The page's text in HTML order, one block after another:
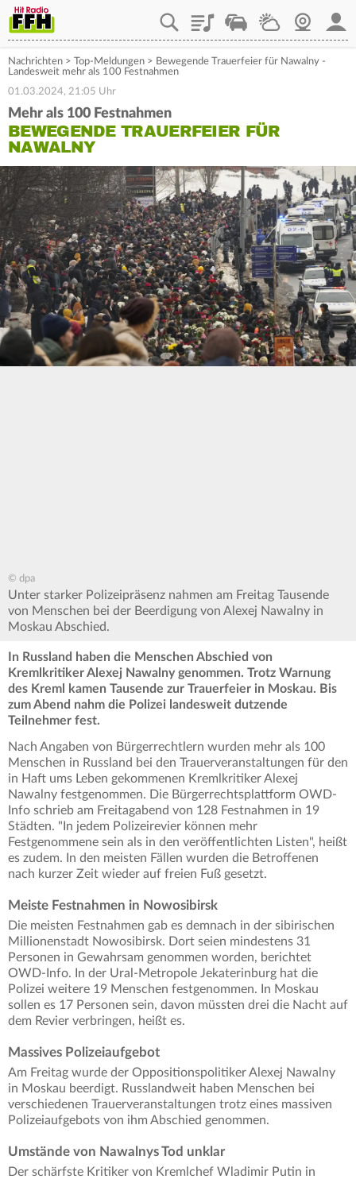
PlaylistStaupilotWetterWebcam
Nachrichten > Top-Meldungen > Bewegende Trauerfeier für Nawalny -
Landesweit mehr als 100 Festnahmen
01.03.2024, 21:05 Uhr
Mehr als 100 Festnahmen
BEWEGENDE TRAUERFEIER FÜR
NAWALNY
© dpa
Unter starker Polizeipräsenz nahmen am Freitag Tausende
von Menschen bei der Beerdigung von Alexej Nawalny in
Moskau Abschied.
In Russland haben die Menschen Abschied von
Kremlkritiker Alexej Nawalny genommen. Trotz Warnung
des Kreml kamen Tausende zur Trauerfeier in Moskau. Bis
zum Abend nahm die Polizei landesweit dutzende
Teilnehmer fest.
Nach Angaben von Bürgerrechtlern wurden mehr als 100
Menschen in Russland bei den Trauerveranstaltungen für den
in Haft ums Leben gekommenen Kremlkritiker Alexej
Nawalny festgenommen. Die Bürgerrechtsplattform OWD-
Info schrieb am Freitagabend von 128 Festnahmen in 19
Städten. "In jedem Polizeirevier können mehr
Festgenommene sein als in den veröffentlichten Listen", heißt
es zudem. In den meisten Fällen wurden die Betroffenen
nach kurzer Zeit wieder auf freien Fuß gesetzt.
Meiste Festnahmen in Nowosibirsk
Die meisten Festnahmen gab es demnach in der sibirischen
Millionenstadt Nowosibirsk. Dort seien mindestens 31
Personen in Gewahrsam genommen worden, berichtet
OWD-Info. In der Ural-Metropole Jekaterinburg hat die
Polizei weitere 19 Menschen festgenommen. In Moskau
sollen es 17 Personen sein, davon müssten drei die Nacht auf
dem Revier verbringen, heißt es.
Massives Polizeiaufgebot
Am Freitag wurde der Oppositionspolitiker Alexej Nawalny
in Moskau beerdigt. Russlandweit haben Menschen bei
verschiedenen Trauerveranstaltungen trotz eines massiven
Polizeiaufgebots von ihm Abschied genommen.
Umstände von Nawalnys Tod unklar
Der schärfste Kritiker von Kremlchef Wladimir Putin in